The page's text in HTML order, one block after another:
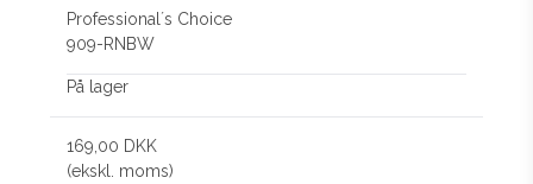
Professional´s Choice
909-RNBW
På lager
169,00 DKK
(ekskl. moms)